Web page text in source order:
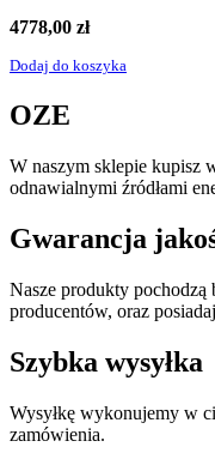
4778,00 zł
Dodaj do koszyka
OZE
W naszym sklepie kupisz
odnawialnymi źródłami
Gwarancja
Nasze produkty pochodzą
producentów, oraz
Szybka wysyłka
Wysyłkę wykonujemy w
zamówienia.